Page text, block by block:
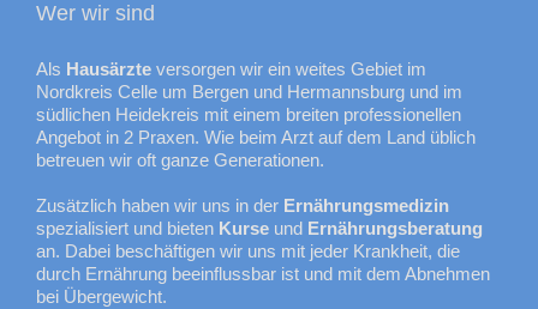
Wer wir sind
Als Hausärzte versorgen wir ein weites Gebiet im
Nordkreis Celle um Bergen und Hermannsburg und im
südlichen Heidekreis mit einem breiten professionellen
Angebot in 2 Praxen. Wie beim Arzt auf dem Land üblich
betreuen wir oft ganze Generationen.
Zusätzlich haben wir uns in der Ernährungsmedizin
spezialisiert und bieten Kurse und Ernährungsberatung
an. Dabei beschäftigen wir uns mit jeder Krankheit, die
durch Ernährung beeinflussbar ist und mit dem Abnehmen
bei Übergewicht.